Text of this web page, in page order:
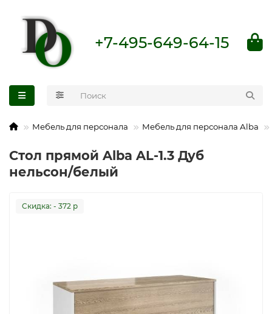
+7-495-649-64-15
Мебель для персонала Мебель для персонала Alba
Стол прямой Alba AL-1.3 Дуб
нельсон/белый
Cкидка: - 372 р